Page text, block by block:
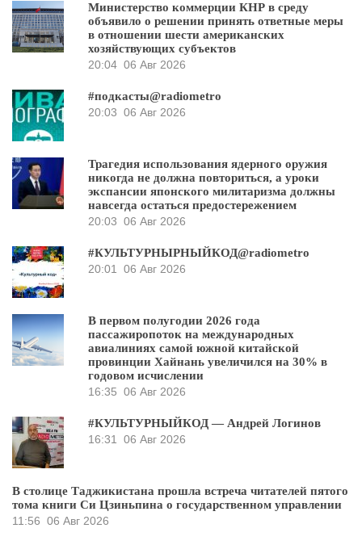
Министерство коммерции КНР в среду
объявило о решении принять ответные меры
в отношении шести американских
хозяйствующих субъектов
20:04 06 Авг 2026
#подкасты@radiometro
20:03 06 Авг 2026
Трагедия использования ядерного оружия
никогда не должна повториться, а уроки
экспансии японского милитаризма должны
навсегда остаться предостережением
20:03 06 Авг 2026
#КУЛЬТУРНЫРНЫЙКОД@radiometro
20:01
06 Авг 2026
В первом полугодии 2026 года
пассажиропоток на международных
авиалиниях самой южной китайской
провинции Хайнань увеличился на 30% в
годовом исчислении
16:35 06 Авг 2026
#КУЛЬТУРНЫЙКОД — Андрей Логинов
16:31
06 Авг 2026
В столице Таджикистана прошла встреча читателей пятого
тома книги Си Цзиньпина о государственном управлении
11:56 06 Авг 2026